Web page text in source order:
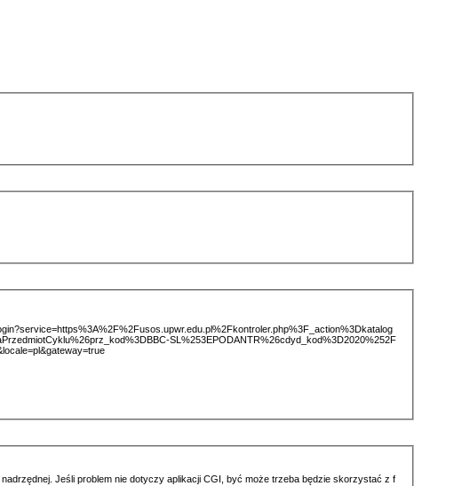
SL%253EPODANTR%26cdyd_kod%3D2020%252F
Jeśli problem nie dotyczy aplikacji CGI, być może trzeba będzie skorzystać z f